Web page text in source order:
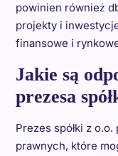
powinien również
projekty i
finansowe i
Jakie są
prezesa
Prezes spółki z
prawnych, które